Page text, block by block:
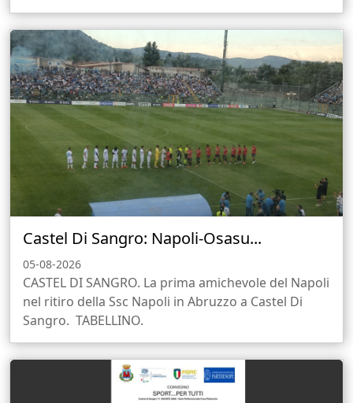
Castel Di Sangro: Napoli-Osasu...
05-08-2026
CASTEL DI SANGRO. La prima amichevole del Napoli
nel ritiro della Ssc Napoli in Abruzzo a Castel Di
Sangro. TABELLINO.